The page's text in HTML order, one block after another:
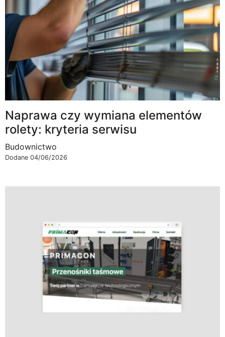
Naprawa czy wymiana elementów
rolety: kryteria serwisu
Budownictwo
Dodane 04/06/2026